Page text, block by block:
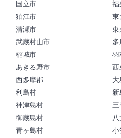
国立市
福
狛江市
東
清瀬市
東
武蔵村山市
多
稲城市
羽
あきる野市
西
西多摩郡
大
利島村
新
神津島村
三
御蔵島村
八
青ヶ島村
小